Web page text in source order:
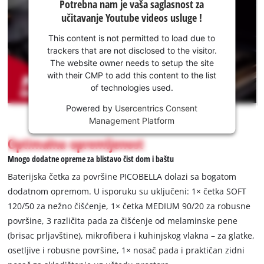
nam je
saglasnost
učitavanje
Youtube
usluge !
This
is
not
permitted
to
due
to
trackers
that
Potrebna nam je vaša saglasnost za
učitavanje Youtube videos usluge !
This content is not permitted to load due to
trackers that are not disclosed to the visitor.
The website owner needs to setup the site
with their CMP to add this content to the list
of technologies used.
Powered by Usercentrics Consent
Management Platform
Optimalna opremljenost
Mnogo dodatne opreme za blistavo čist dom i baštu
Baterijska četka za površine PICOBELLA dolazi sa bogatom
dodatnom opremom. U isporuku su uključeni: 1× četka SOFT
120/50 za nežno čišćenje, 1× četka MEDIUM 90/20 za robusne
površine, 3 različita pada za čišćenje od melaminske pene
(brisac prljavštine), mikrofibera i kuhinjskog vlakna – za glatke,
osetljive i robusne površine, 1× nosač pada i praktičan zidni